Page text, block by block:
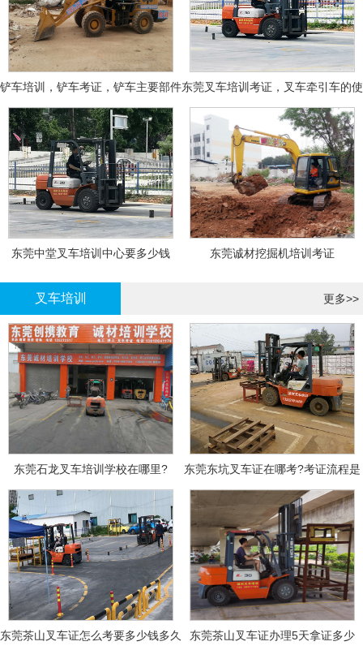
铲车培训，铲车考证，铲车主要部件东莞叉车培训考证，叉车牵引车的使
用和操作
东莞中堂叉车培训中心要多少钱 东莞诚材挖掘机培训考证
叉车培训 更多>>
东莞石龙叉车培训学校在哪里?
东莞东坑叉车证在哪考?考证流程是
什么?需要什么资料?
东莞茶山叉车证怎么考要多少钱多久
东莞茶山叉车证办理5天拿证多少